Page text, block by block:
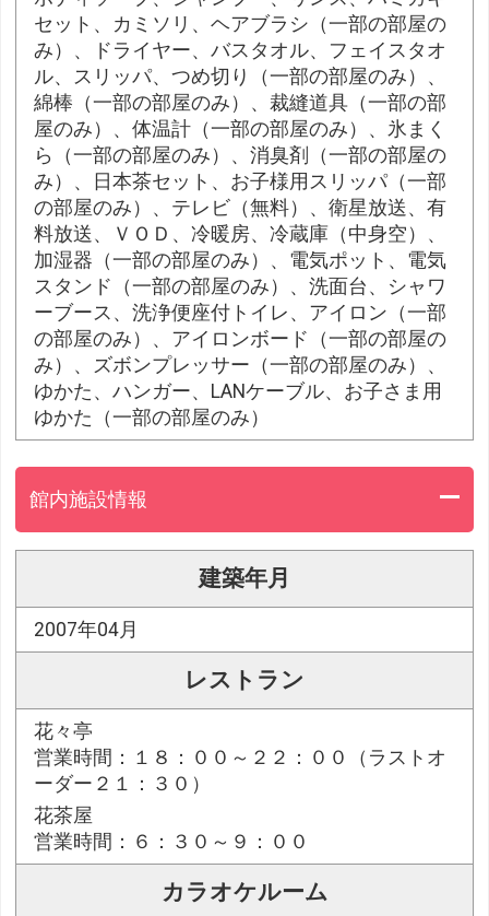
セット、カミソリ、ヘアブラシ（一部の部屋の
み）、ドライヤー、バスタオル、フェイスタオ
ル、スリッパ、つめ切り（一部の部屋のみ）、
綿棒（一部の部屋のみ）、裁縫道具（一部の部
屋のみ）、体温計（一部の部屋のみ）、氷まく
ら（一部の部屋のみ）、消臭剤（一部の部屋の
み）、日本茶セット、お子様用スリッパ（一部
の部屋のみ）、テレビ（無料）、衛星放送、有
料放送、ＶＯＤ、冷暖房、冷蔵庫（中身空）、
加湿器（一部の部屋のみ）、電気ポット、電気
スタンド（一部の部屋のみ）、洗面台、シャワ
ーブース、洗浄便座付トイレ、アイロン（一部
の部屋のみ）、アイロンボード（一部の部屋の
み）、ズボンプレッサー（一部の部屋のみ）、
ゆかた、ハンガー、LANケーブル、お子さま用
ゆかた（一部の部屋のみ）
館内施設情報
建築年月
2007年04月
レストラン
花々亭
営業時間：１８：００～２２：００（ラストオ
ーダー２１：３０）
花茶屋
営業時間：６：３０～９：００
カラオケルーム